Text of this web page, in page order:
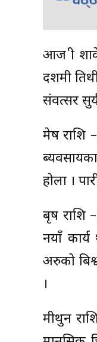
आज श्री
दशमी
संवत्सर
मेष राशि
होला ।
बृष राशि
नयाँ
अरुको
।
मीथुन